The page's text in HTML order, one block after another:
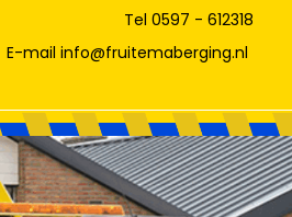
Tel 0597 - 612318
E-mail info@fruitemaberging.nl